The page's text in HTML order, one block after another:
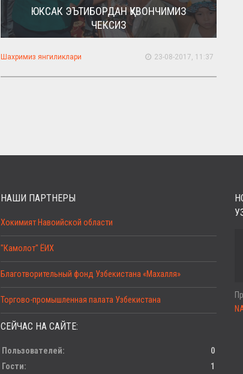
ЮКСАК ЭЪТИБОРДАН ҚУВОНЧИМИЗ
ЧЕКСИЗ
Шахримиз янгиликлари 23-08-2017, 11:37
НАШИ ПАРТНЕРЫ
Хокимият Навоийской области
"Камолот" ЁИХ
Благотворительный фонд Узбекистана «Махалля»
Торгово-промышленная палата Узбекистана
СЕЙЧАС НА САЙТЕ:
Пользователей:
0
Гости:
1